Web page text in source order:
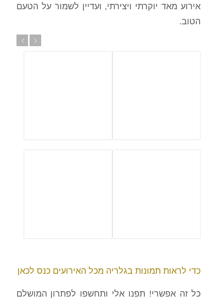
אירוע מאד יוקרתי ויצירתי, ועדיין לשמור על הטעם
הטוב.
כדי לראות תמונות בגלריה מכל האירועים כנס לכאן
כל זה אפשרי! תפנו אלי ותחשפו לפתרון המושלם